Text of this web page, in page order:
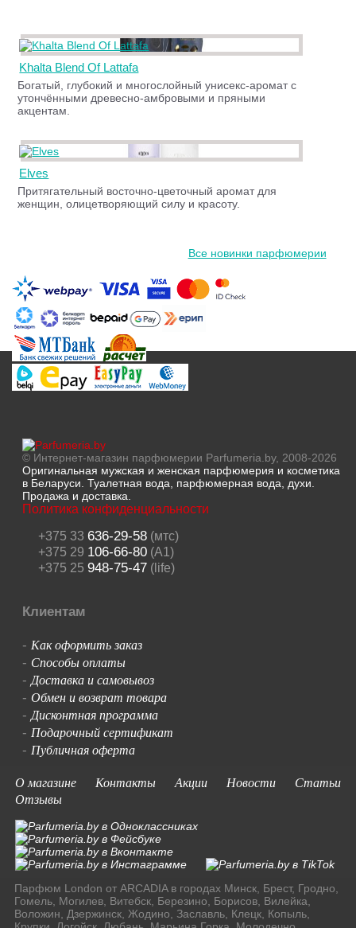
Khalta Blend Of Lattafa
Богатый, глубокий и многослойный унисекс-аромат с
утончёнными древесно-амбровыми и пряными
акцентам.
Elves
Притягательный восточно-цветочный аромат для
женщин, олицетворяющий силу и красоту.
Все новинки парфюмерии
© Интернет-магазин парфюмерии Parfumeria.by, 2008-2026
Оригинальная мужская и женская парфюмерия и косметика
в Беларуси. Туалетная вода, парфюмерная вода, духи.
Продажа и доставка.
Политика конфиденциальности
+375 33 636-29-58(мтс)
+375 29 106-66-80(A1)
+375 25 948-75-47(life)
Клиентам
- Как оформить заказ
- Способы оплаты
-Доставка и самовывоз
- Обмен и возврат товара
-Дисконтная программа
- Подарочный сертификат
- Публичная оферта
О магазине
Контакты Акции Новости
Статьи
Отзывы
Парфюм London от ARCADIA в городах Минск, Брест, Гродно,
Гомель, Могилев, Витебск, Березино, Борисов, Вилейка,
Воложин, Дзержинск, Жодино, Заславль, Клецк, Копыль,